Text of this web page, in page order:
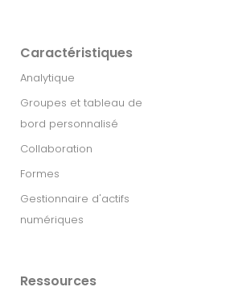
Caractéristiques
Analytique
Groupes et tableau de
bord personnalisé
Collaboration
Formes
Gestionnaire d'actifs
numériques
Ressources